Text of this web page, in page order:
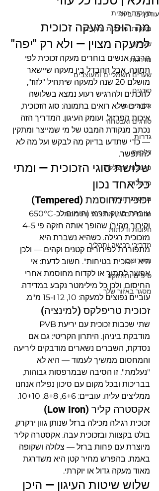
מעקות זכוכית
מעקות, מדרגות ותקנים
שערים
מדרגות
שערים חשמליים ומעוצבים
סורגים
אלומיניום
סורגים ואבטחה
גדרות
דלתות
פרגולות והצללה
פרגולות
מחסומי חנייה
פרופיל בלגי, מחיצות וויטרינות
חלונות ודלתות
מדריכי רכישה ותהליך
מחירונים
טיפים ותחזוקה
מסגר באזור שלך
עודכן:13 ביולי
מה הופך מעקה זכוכית
למעקה מצוין — ולא רק "יפה"
הרבה אנשים בוחרים מעקה זכוכית לפי
תמונה. אבל ההבדל בין מעקה שיישאר
מושלם 20 שנה למעקה שיתחיל "לזוז",
להכתים ולהרגיש רעוע נמצא בשלושה
דברים שלא רואים בתמונה: סוג הזכוכית,
איכות הפרזול, ועומק העיגון. המדריך הזה
נכתב מנקודת המבט של מי שמייצר ומתקין
— כדי שתדעו בדיוק מה לבקש ועל מה לא
להתפשר.
שלושת סוגי הזכוכית — ומתי
כל אחד נכון
זכוכית מחוסמת (Tempered)
מזכוכית רגילה. כשהיא נשברת היא
מתפוררת לפירורים קטנים וקהים — ולכן
היא "זכוכית בטיחות". חשוב לדעת: אי
אפשר לחתוך או לקדוח מחוסמת אחרי
החיסום, ולכן כל מילימטר נקבע במדידה.
עוביים נפוצים למעקה: 10, 12 ו-15 מ"מ.
זכוכית טריפלקס (למינציה)
מודבקת ביניהן. היתרון הקריטי: גם אם
נסדקת, השברים נשארים מודבקים ליריעה
והמחסום ממשיך לעמוד — היא לא
"נעלמת". זו הסיבה שבמרפסות גבוהות,
בבריכות ובכל מקום עם סיכון נפילה אנחנו
ממליצים עליה. עוביים: 6+6, 8+8, 10+10.
אקסטרה קליר (Low Iron)
זכוכית רגילה מכילה ברזל שנותן גוון ירקרק,
בולט בקצוות ובזכוכית עבה. אקסטרה קליר
מיוצרת עם פחות ברזל — צלולה ושקופה
באמת. בהפרש מחיר קטן היא משדרגת
מאוד מעקה גדול או יוקרתי.
שלוש שיטות העיגון — היכן